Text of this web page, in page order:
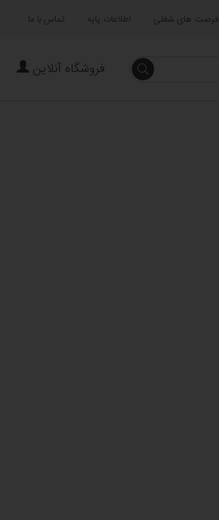
فرصت های شغلی اطلاعات پایه تماس با ما
جستجو فروشگاه آنلاین